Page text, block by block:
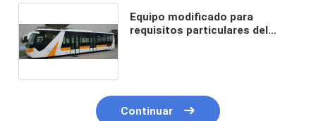
Equipo modificado para
requisitos particulares del
Continuar